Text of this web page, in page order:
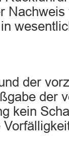
der
der
kein